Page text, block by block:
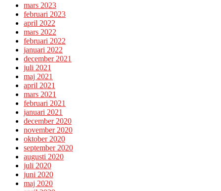
mars 2023
februari 2023
april 2022
mars 2022
februari 2022
januari 2022
december 2021
juli 2021
maj 2021
april 2021
mars 2021
februari 2021
januari 2021
december 2020
november 2020
oktober 2020
september 2020
augusti 2020
juli 2020
juni 2020
maj 2020